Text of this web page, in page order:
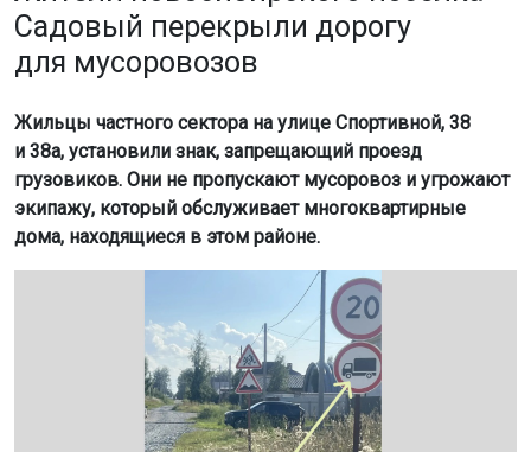
Жильцы частного сектора на улице Спортивной, 38
и 38а, установили знак, запрещающий проезд
экипажу, который обслуживает многоквартирные
дома, находящиеся в этом районе.